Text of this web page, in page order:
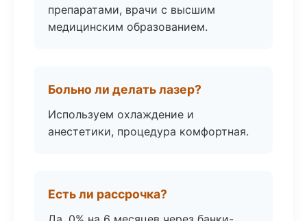
препаратами, врачи с высшим
медицинским образованием.
Больно ли делать лазер?
Используем охлаждение и
анестетики, процедура комфортная.
Есть ли рассрочка?